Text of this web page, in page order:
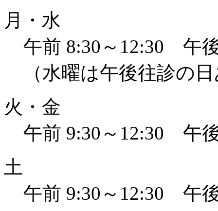
月・水
午前 8:30～12:30 午
（水曜は午後往診の
火・金
午前 9:30～12:30 午
土
午前 9:30～12:30 午